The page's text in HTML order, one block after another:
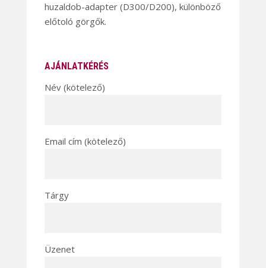
huzaldob-adapter (D300/D200), különböző
előtoló görgők.
AJÁNLATKÉRÉS
Név (kötelező)
Email cím (kötelező)
Tárgy
Üzenet